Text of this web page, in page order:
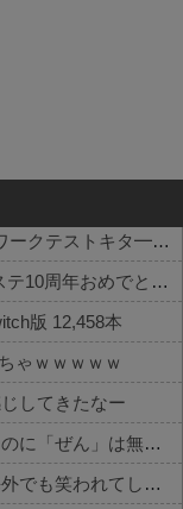
【朗報】 フロム新作Duskbloods、ネットワークテストキタ━━━━(゜∀゜)━━━━!!
【祝】 シンデレラガールズ13周年！デレステ10周年おめでとう！ガチャ更新SSR八神マキノ・イベントSRイヴ、SR望月聖！
版 12,458本
ゃｗｗｗｗｗ
してきたなー
なんでポケモンってタイプ「あく」はあるのに「ぜん」は無いの？
Switch2の売上が３分の1以下になったと海外でも笑われてしまうwwwwwww